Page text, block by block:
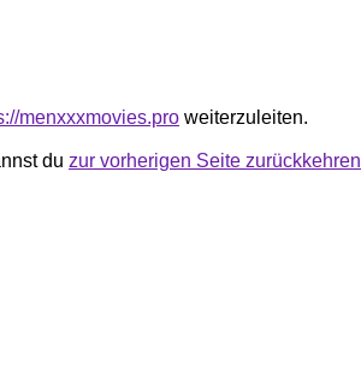
menxxxmovies.pro weiterzuleiten.
du zur vorherigen Seite zurückkehren